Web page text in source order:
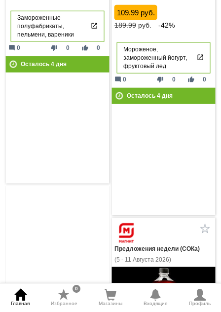
Замороженные
полуфабрикаты,
пельмени, вареники
thumb_down 0 thumb_up 0
mode_comment 0
Осталось 4дня
109.99 руб.
189.99руб. -42%
Мороженое,
замороженный йогурт,
фруктовый лед
thumb_down 0 thumb_up 0
mode_comment 0
Осталось 4дня
Предложения недели (СОКа)
(5 - 11 Августа 2026)
Главная Избранное
0
Магазины Входящие Профиль